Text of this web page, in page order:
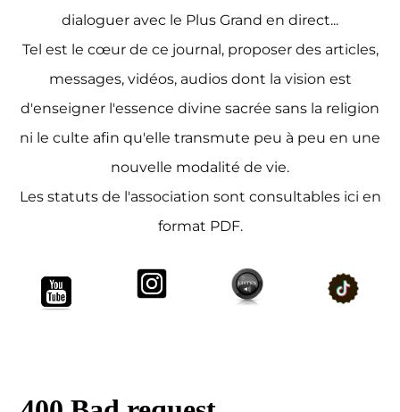
dialoguer avec le Plus Grand en direct...
Tel est le cœur de ce journal, proposer des articles,
messages, vidéos, audios dont la vision est
d'enseigner l'essence divine sacrée sans la religion
ni le culte afin qu'elle transmute peu à peu en une
nouvelle modalité de vie.
Les statuts de l'association sont consultables ici en
format PDF.